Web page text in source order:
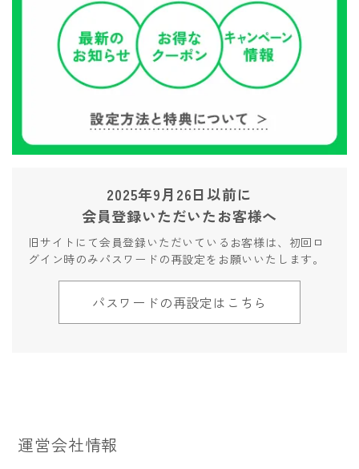
2025年9月26日以前に
会員登録いただいたお客様へ
旧サイトにて会員登録いただいているお客様は、初回ロ
グイン時のみパスワードの再設定をお願いいたします。
パスワードの再設定はこちら
運営会社情報